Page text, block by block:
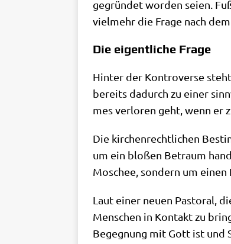
gegrün­det wor­den sei­en.
viel­mehr die Fra­ge nach
Die eigentliche Frage
Hin­ter der Kon­tro­ver­se
bereits dadurch zu einer
mes ver­lo­ren geht, wenn er
Die kir­chen­recht­li­chen
um ein blo­ßen Bet­raum
Moschee, son­dern um
Laut einer neu­en Pasto­ral,
Men­schen in Kon­takt zu
Begeg­nung mit Gott ist und